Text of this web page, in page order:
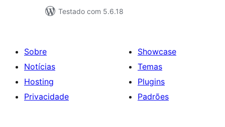
Testado com 5.6.18
Sobre
Notícias
Hosting
Privacidade
Showcase
Temas
Plugins
Padrões